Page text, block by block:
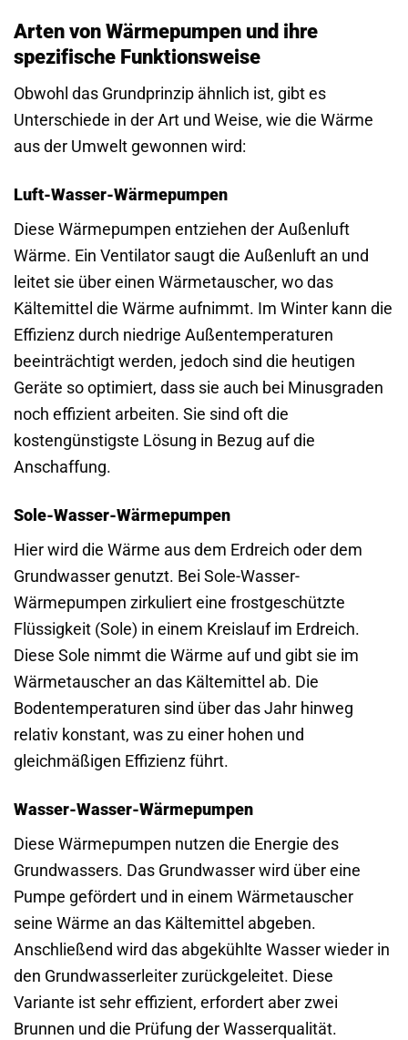
Arten von Wärmepumpen und ihre
spezifische Funktionsweise
Obwohl das Grundprinzip ähnlich ist, gibt es
Unterschiede in der Art und Weise, wie die Wärme
aus der Umwelt gewonnen wird:
Luft-Wasser-Wärmepumpen
Diese Wärmepumpen entziehen der Außenluft
Wärme. Ein Ventilator saugt die Außenluft an und
leitet sie über einen Wärmetauscher, wo das
Kältemittel die Wärme aufnimmt. Im Winter kann die
Effizienz durch niedrige Außentemperaturen
beeinträchtigt werden, jedoch sind die heutigen
Geräte so optimiert, dass sie auch bei Minusgraden
noch effizient arbeiten. Sie sind oft die
kostengünstigste Lösung in Bezug auf die
Anschaffung.
Sole-Wasser-Wärmepumpen
Hier wird die Wärme aus dem Erdreich oder dem
Grundwasser genutzt. Bei Sole-Wasser-
Wärmepumpen zirkuliert eine frostgeschützte
Flüssigkeit (Sole) in einem Kreislauf im Erdreich.
Diese Sole nimmt die Wärme auf und gibt sie im
Wärmetauscher an das Kältemittel ab. Die
Bodentemperaturen sind über das Jahr hinweg
relativ konstant, was zu einer hohen und
gleichmäßigen Effizienz führt.
Wasser-Wasser-Wärmepumpen
Diese Wärmepumpen nutzen die Energie des
Grundwassers. Das Grundwasser wird über eine
Pumpe gefördert und in einem Wärmetauscher
seine Wärme an das Kältemittel abgeben.
Anschließend wird das abgekühlte Wasser wieder in
den Grundwasserleiter zurückgeleitet. Diese
Variante ist sehr effizient, erfordert aber zwei
Brunnen und die Prüfung der Wasserqualität.